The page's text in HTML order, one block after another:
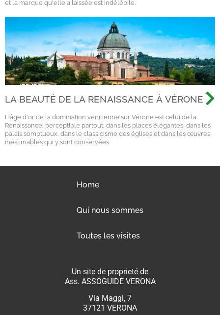
et la marque qu'elle a laissée est indélébile.
LA BEAUTÉ DE LA RENAISSANCE À VÉRONE
L'âge d'or de la domination vénitienne sur Vérone est celui de la
Renaissance, perceptible partout, dans les places élégantes, dans les
palais somptueux, dans le classicisme des églises et dans les œuvres
inestimables qui y sont conservées.
Home
Qui nous sommes
Toutes les visites
Un site de proprieté de
Ass. ASSOGUIDE VERONA
Via Maggi, 7
37121 VERONA